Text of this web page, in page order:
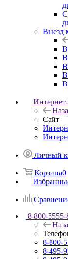
Выезд
Сайт
Личный
Корзина0
8-800-5555-
8-800-
8-495-